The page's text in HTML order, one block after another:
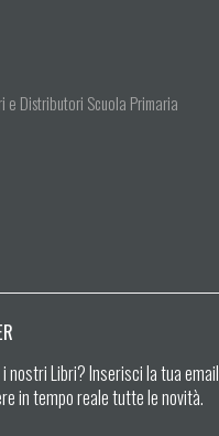
e Distributori Scuola Primaria
nostri Libri? Inserisci la tua email
in tempo reale tutte le novità.